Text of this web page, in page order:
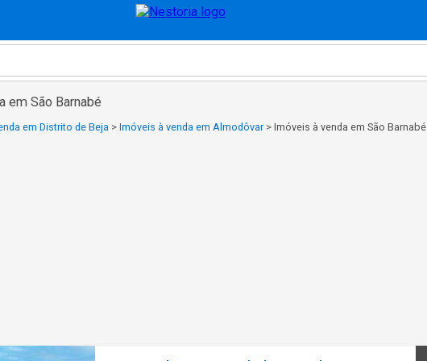
em São Barnabé
em Distrito de Beja > Imóveis à venda em Almodôvar > Imóveis à venda em São Barnabé